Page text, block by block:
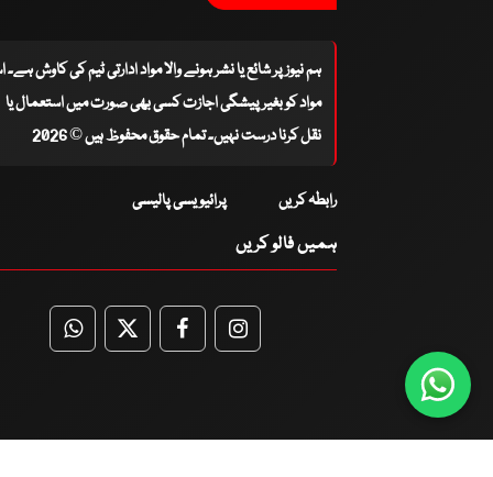
ہم نیوز پر شائع یا نشر ہونے والا مواد ادارتی ٹیم کی کاوش
مواد کو بغیر پیشگی اجازت کسی بھی صورت میں استعمال یا
نقل کرنا درست نہیں۔ تمام حقوق محفوظ ہیں © 2026
رابطہ کریں پرائیویسی پالیسی
ہمیں فالو کریں
WhatsApp
TwitterFacebookFacebook